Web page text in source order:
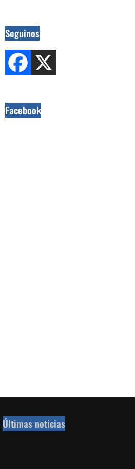
Seguinos
Facebook
Últimas noticias